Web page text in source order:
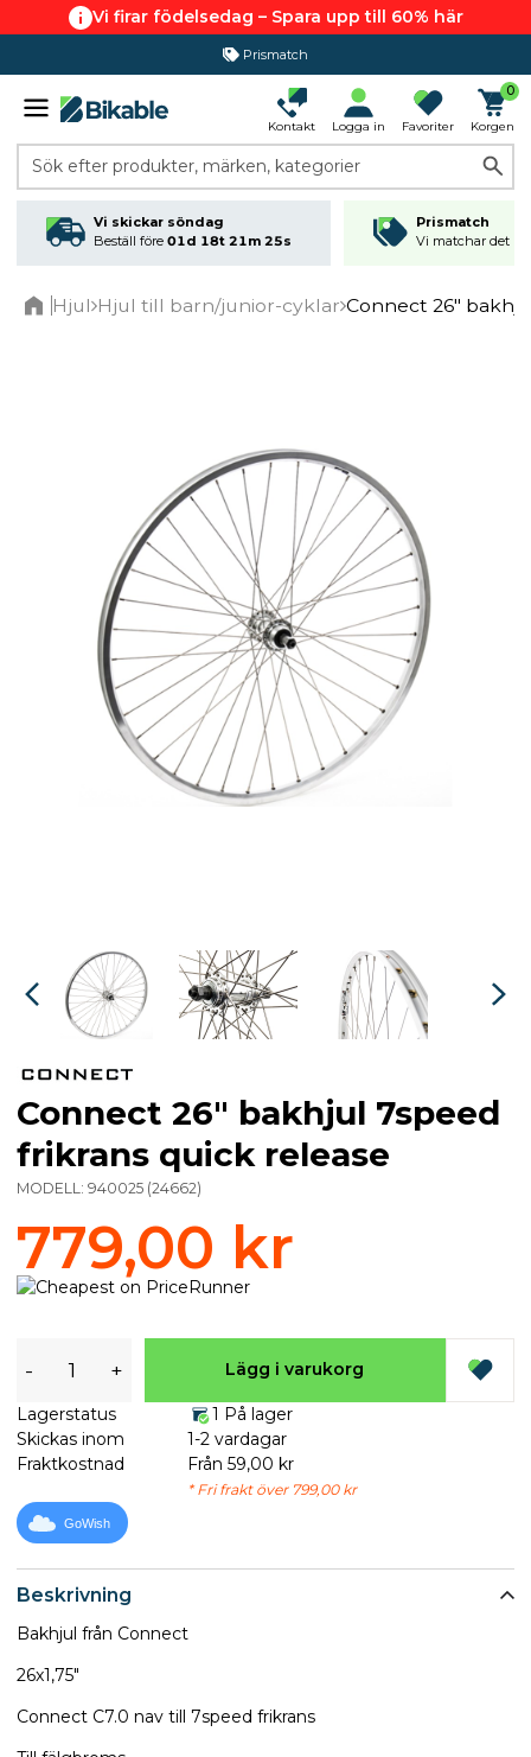
Vi firar födelsedag – Spara upp till 60% här
Prismatch
Kontakt Logga in Favoriter
0
Korgen
Sök efter produkter, märken, kategorier
Vi skickar söndag
Beställ före 01d 18t 21m 25s
Prismatch
Vi matchar det
Hjul Hjul till barn/junior-cyklar Connect 26"
Beskrivning
Bakhjul från Connect
26x1,75"
Connect C7.0 nav till 7speed frikrans
Connect 26" bakhjul 7speed
frikrans quick release
MODELL: 940025 (24662)
779,00 kr
- + Lägg i varukorg
Lagerstatus
1 På lager
Skickas inom
1-2 vardagar
Fraktkostnad
Från 59,00 kr
* Fri frakt över 799,00 kr
GoWish